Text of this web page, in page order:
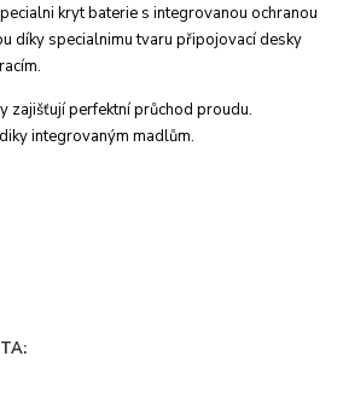
kryt baterie s integrovanou ochranou
díky specialnimu tvarupřipojovací desky
zajišťují perfektníprůchod proudu.
diky integrovaným madlům.